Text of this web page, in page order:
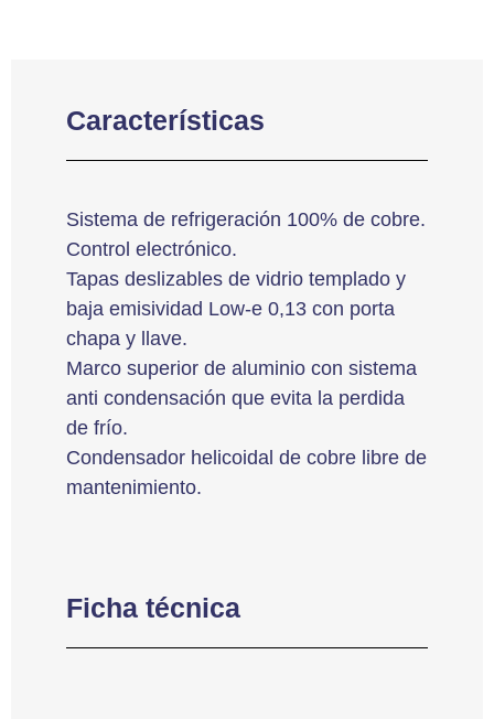
Características
Sistema de refrigeración 100% de cobre.
Control electrónico.
Tapas deslizables de vidrio templado y
baja emisividad Low-e 0,13 con porta
chapa y llave.
Marco superior de aluminio con sistema
anti condensación que evita la perdida
de frío.
Condensador helicoidal de cobre libre de
mantenimiento.
Ficha técnica